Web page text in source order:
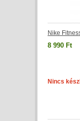
Nike
8 990 Ft
Nincs